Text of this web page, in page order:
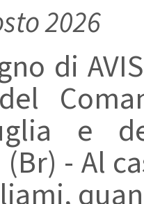
2026
di
e
(Br) - Al